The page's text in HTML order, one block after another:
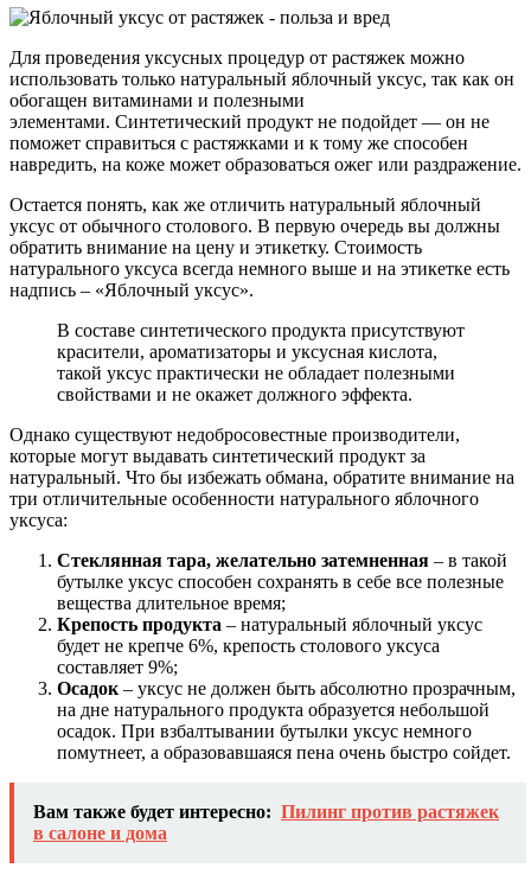
Для проведения уксусных процедур от растяжек можно
использовать только натуральный яблочный уксус, так как он
обогащен витаминами и полезными
элементами. Синтетический продукт не подойдет — он не
поможет справиться с растяжками и к тому же способен
навредить, на коже может образоваться ожег или раздражение.
Остается понять, как же отличить натуральный яблочный
уксус от обычного столового. В первую очередь вы должны
обратить внимание на цену и этикетку. Стоимость
натурального уксуса всегда немного выше и на этикетке есть
надпись – «Яблочный уксус».
В составе синтетического продукта присутствуют
красители, ароматизаторы и уксусная кислота,
такой уксус практически не обладает полезными
свойствами и не окажет должного эффекта.
Однако существуют недобросовестные производители,
которые могут выдавать синтетический продукт за
натуральный. Что бы избежать обмана, обратите внимание на
три отличительные особенности натурального яблочного
уксуса:
Стеклянная тара, желательно затемненная – в такой
бутылке уксус способен сохранять в себе все полезные
вещества длительное время;
Крепость продукта – натуральный яблочный уксус
будет не крепче 6%, крепость столового уксуса
составляет 9%;
Осадок – уксус не должен быть абсолютно прозрачным,
на дне натурального продукта образуется небольшой
осадок. При взбалтывании бутылки уксус немного
помутнеет, а образовавшаяся пена очень быстро сойдет.
Вам также будет интересно: Пилинг против растяжек
в салоне и дома